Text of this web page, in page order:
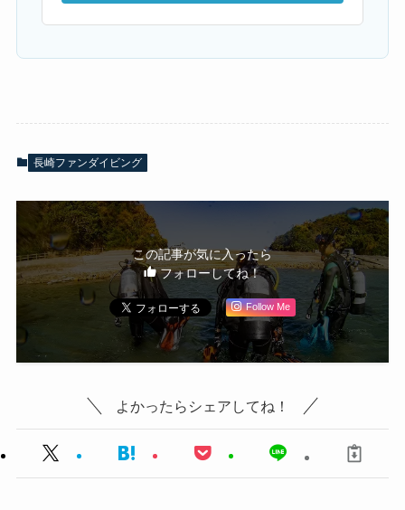
長崎ファンダイビング
この記事が気に入ったら
フォローしてね！
Follow Me
よかったらシェアしてね！